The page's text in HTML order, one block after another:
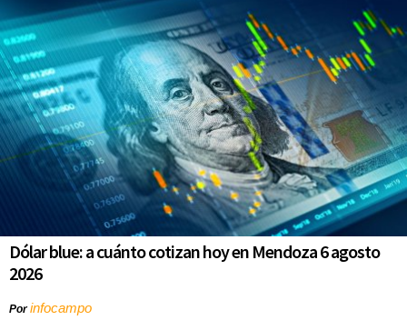
Dólar blue: a cuánto cotizan hoy en Mendoza 6 agosto
2026
Porinfocampo